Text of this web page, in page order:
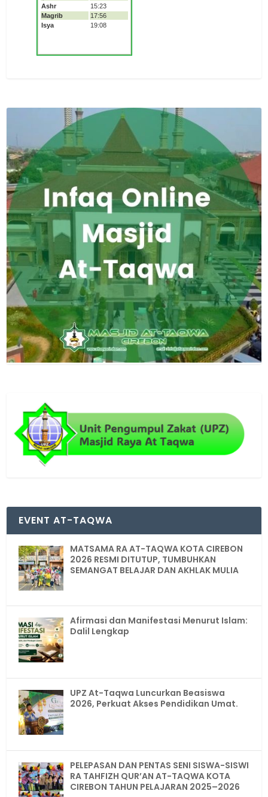
EVENT AT-TAQWA
MATSAMA RA AT-TAQWA KOTA CIREBON
2026 RESMI DITUTUP, TUMBUHKAN
SEMANGAT BELAJAR DAN AKHLAK MULIA
Afirmasi dan Manifestasi Menurut Islam:
Dalil Lengkap
UPZ At-Taqwa Luncurkan Beasiswa
2026, Perkuat Akses Pendidikan Umat.
PELEPASAN DAN PENTAS SENI SISWA-SISWI
RA TAHFIZH QUR’AN AT-TAQWA KOTA
CIREBON TAHUN PELAJARAN 2025–2026